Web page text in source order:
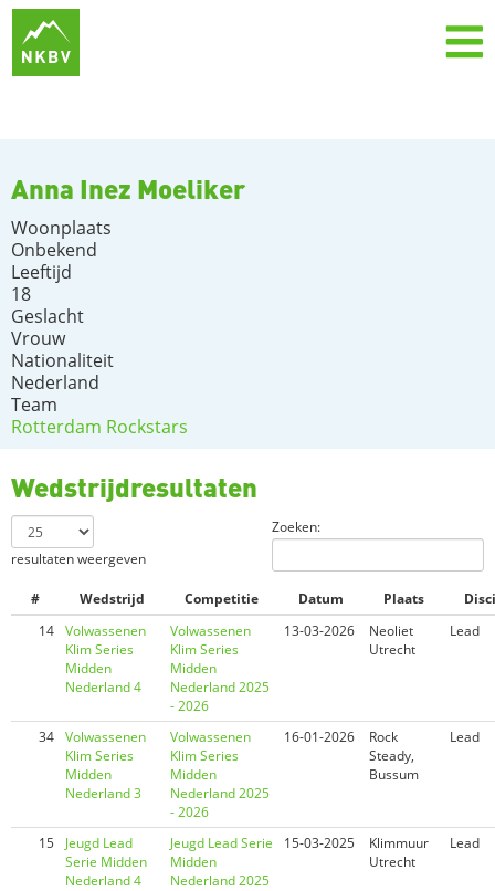
Anna Inez Moeliker
Woonplaats
Onbekend
Leeftijd
18
Geslacht
Vrouw
Nationaliteit
Nederland
Team
Rotterdam Rockstars
Wedstrijdresultaten
resultaten weergeven
Zoeken:
# Wedstrijd Competitie Datum Plaats
14 Volwassenen
Klim Series
Midden
Nederland 4
Volwassenen
Klim Series
Midden
Nederland 2025
- 2026
13-03-2026
Neoliet
Utrecht
Lead
34 Volwassenen
Klim Series
Midden
Nederland 3
Volwassenen
Klim Series
Midden
Nederland 2025
- 2026
16-01-2026
Rock
Steady,
Bussum
Lead
15
Jeugd Lead
Serie Midden
Nederland 4
Jeugd Lead Serie
Midden
Nederland 2025
15-03-2025
Klimmuur
Utrecht
Lead